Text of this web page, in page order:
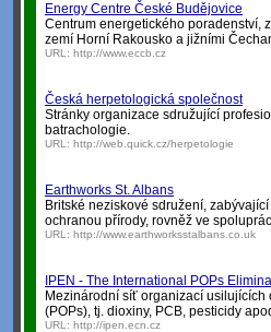
Energy Centre České Budějovice
Centrum energetického poradenství,
zemí Horní Rakousko a jižními
URL: http://www.eccb.cz
Česká herpetologická společnost
Stránky organizace sdružující
batrachologie.
URL: http://web.quick.cz/herpetologie
Earthworks St. Albans
Britské neziskové sdružení,
ochranou přírody, rovněž ve
URL: http://www.earthworksstalbans.co.uk
IPEN - The International POPs
Mezinárodní síť organizací
(POPs), tj. dioxiny, PCB, pesticidy
URL: http://ipen.ecn.cz